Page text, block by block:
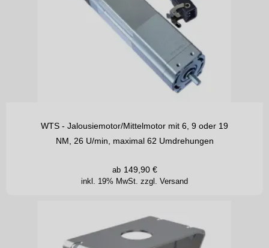
WTS - Jalousiemotor/Mittelmotor mit 6, 9 oder 19
NM, 26 U/min, maximal 62 Umdrehungen
inkl. 19% MwSt. zzgl. Versand
ab 149,90€